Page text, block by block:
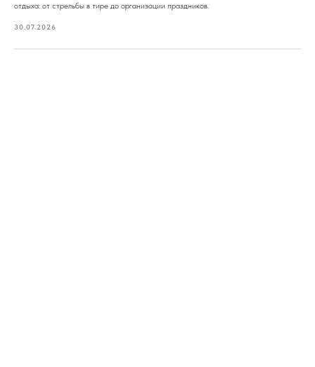
отдыха: от стрельбы в тире до организации праздников.
30.07.2026